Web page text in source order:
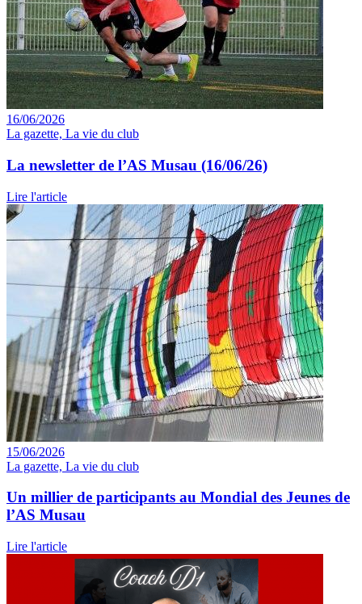
16/06/2026
La gazette, La vie du club
La newsletter de l’AS Musau (16/06/26)
Lire l'article
15/06/2026
La gazette, La vie du club
Un millier de participants au Mondial des Jeunes de
l’AS Musau
Lire l'article